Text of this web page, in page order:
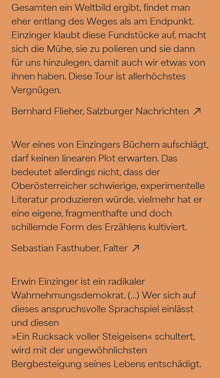
Gesamten ein Weltbild ergibt, findet man
eher entlang des Weges als am Endpunkt.
Einzinger klaubt diese Fundstücke auf, macht
sich die Mühe, sie zu polieren und sie dann
für uns hinzulegen, damit auch wir etwas von
ihnen haben. Diese Tour ist allerhöchstes
Vergnügen.
Bernhard Flieher, Salzburger Nachrichten
Wer eines von Einzingers Büchern aufschlägt,
darf keinen linearen Plot erwarten. Das
bedeutet allerdings nicht, dass der
Oberösterreicher schwierige, experimentelle
Literatur produzieren würde, vielmehr hat er
eine eigene, fragmenthafte und doch
schillernde Form des Erzählens kultiviert.
Sebastian Fasthuber, Falter
Erwin Einzinger ist ein radikaler
Wahrnehmungsdemokrat. (...) Wer sich auf
dieses anspruchsvolle Sprachspiel einlässt
und diesen
»Ein Rucksack voller Steigeisen« schultert,
wird mit der ungewöhnlichsten
Bergbesteigung seines Lebens entschädigt.